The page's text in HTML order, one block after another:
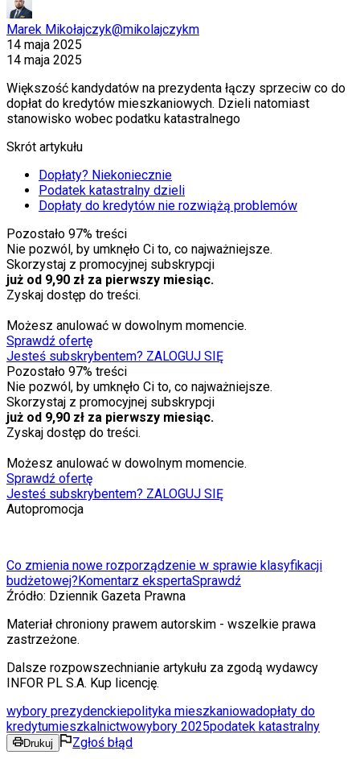
Marek Mikołajczyk@mikolajczykm
14 maja 2025
14 maja 2025
Większość kandydatów na prezydenta łączy sprzeciw co do
dopłat do kredytów mieszkaniowych. Dzieli natomiast
stanowisko wobec podatku katastralnego
Skrót artykułu
Dopłaty? Niekoniecznie
Podatek katastralny dzieli
Dopłaty do kredytów nie rozwiążą problemów
Pozostało 97% treści
Nie pozwól, by umknęło Ci to, co najważniejsze.
Skorzystaj z promocyjnej subskrypcji
już od 9,90 zł za pierwszy miesiąc.
Zyskaj dostęp do treści.
Możesz anulować w dowolnym momencie.
Sprawdź ofertę
Jesteś subskrybentem? ZALOGUJ SIĘ
Pozostało 97% treści
Nie pozwól, by umknęło Ci to, co najważniejsze.
Skorzystaj z promocyjnej subskrypcji
już od 9,90 zł za pierwszy miesiąc.
Zyskaj dostęp do treści.
Możesz anulować w dowolnym momencie.
Sprawdź ofertę
Jesteś subskrybentem? ZALOGUJ SIĘ
Autopromocja
Co zmienia nowe rozporządzenie w sprawie klasyfikacji
budżetowej?Komentarz ekspertaSprawdź
Źródło: Dziennik Gazeta Prawna
Materiał chroniony prawem autorskim - wszelkie prawa
zastrzeżone.
Dalsze rozpowszechnianie artykułu za zgodą wydawcy
INFOR PL S.A. Kup licencję.
wybory prezydenckiepolityka mieszkaniowadopłaty do
kredytumieszkalnictwowybory 2025podatek katastralny
Drukuj Zgłoś błąd